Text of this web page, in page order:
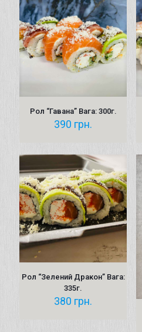
Рол “Гавана” Вага: 300г.
390 грн.
Рол “Зелений Дракон” Вага:
335г.
380 грн.